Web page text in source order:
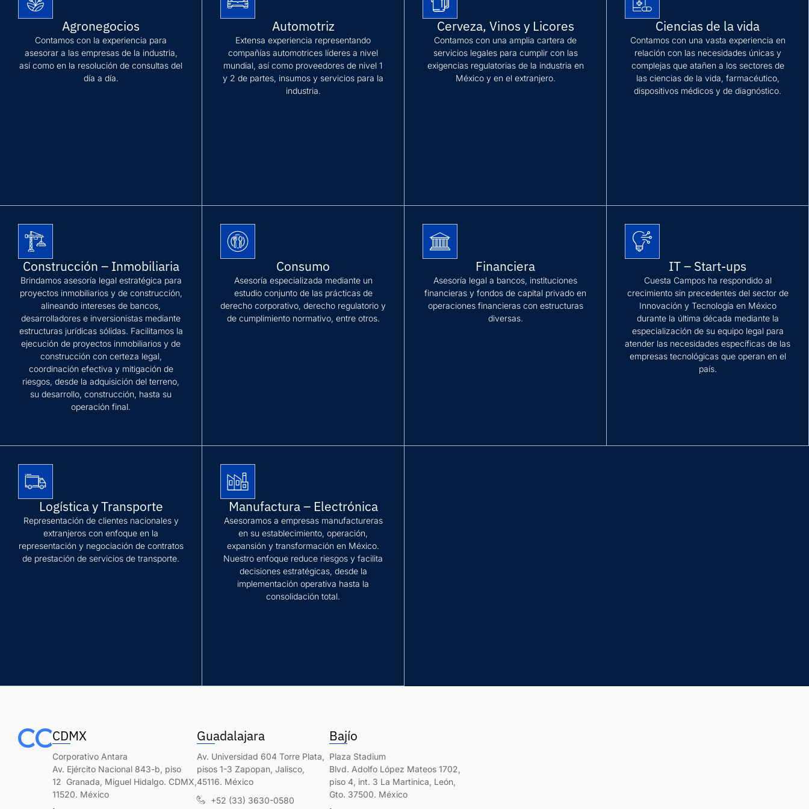
Agronegocios
Contamos con la experiencia para
asesorar a las empresas de la industria,
así como en la resolución de consultas del
día a día.
Automotriz
Extensa experiencia representando
compañías automotrices líderes a nivel
mundial, así como proveedores de nivel 1
y 2 de partes, insumos y servicios para la
industria.
Cerveza, Vinos y Licores
Contamos con una amplia cartera de
servicios legales para cumplir con las
exigencias regulatorias de la industria en
México y en el extranjero.
Ciencias de la vida
Contamos con una vasta experiencia en
relación con las necesidades únicas y
complejas que atañen a los sectores de
las ciencias de la vida, farmacéutico,
dispositivos médicos y de diagnóstico.
Construcción – Inmobiliaria
Brindamos asesoría legal estratégica para
proyectos inmobiliarios y de construcción,
alineando intereses de bancos,
desarrolladores e inversionistas mediante
estructuras jurídicas sólidas. Facilitamos la
ejecución de proyectos inmobiliarios y de
construcción con certeza legal,
coordinación efectiva y mitigación de
riesgos, desde la adquisición del terreno,
su desarrollo, construcción, hasta su
operación final.
Consumo
Asesoría especializada mediante un
estudio conjunto de las prácticas de
derecho corporativo, derecho regulatorio y
de cumplimiento normativo, entre otros.
Financiera
Asesoría legal a bancos, instituciones
financieras y fondos de capital privado en
operaciones financieras con estructuras
diversas.
IT – Start-ups
Cuesta Campos ha respondido al
crecimiento sin precedentes del sector de
Innovación y Tecnología en México
durante la última década mediante la
especialización de su equipo legal para
atender las necesidades específicas de las
empresas tecnológicas que operan en el
país.
Logística y Transporte
Representación de clientes nacionales y
extranjeros con enfoque en la
representación y negociación de contratos
de prestación de servicios de transporte.
Manufactura – Electrónica
Asesoramos a empresas manufactureras
en su establecimiento, operación,
expansión y transformación en México.
Nuestro enfoque reduce riesgos y facilita
decisiones estratégicas, desde la
implementación operativa hasta la
consolidación total.
CDMX
Corporativo Antara
Av. Ejército Nacional 843-b, piso
12 Granada, Miguel Hidalgo. CDMX,
11520. México
Guadalajara
Av. Universidad 604 Torre Plata,
pisos 1-3 Zapopan, Jalisco,
45116. México
+52 (33) 3630-0580
Bajío
Plaza Stadium
Blvd. Adolfo López Mateos 1702,
piso 4, int. 3 La Martinica, León,
Gto. 37500. México